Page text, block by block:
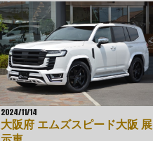
2024/11/14
大阪府 エムズスピード大阪 展